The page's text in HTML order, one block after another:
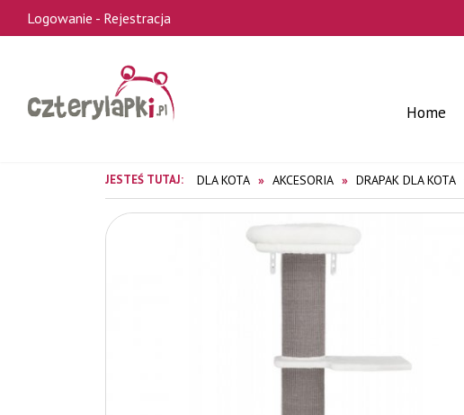
Logowanie - Rejestracja
Home
JESTEŚ TUTAJ: DLA KOTA AKCESORIA DRAPAK DLA KOTA